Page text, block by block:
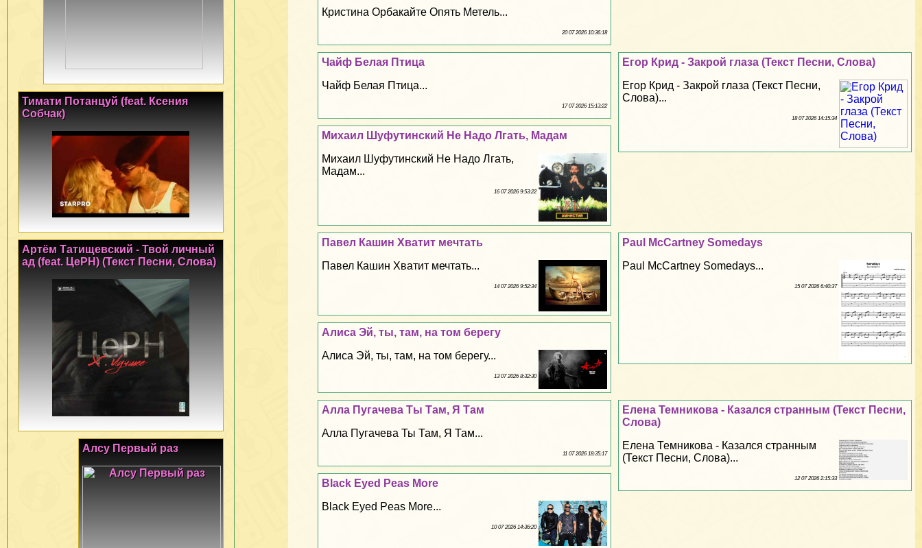
Кристина Орбакайте Опять Метель...
20 07 2026 10:36:18
Егор Крид - Закрой глаза (Текст Песни, Слова)
Егор Крид - Закрой глаза (Текст Песни,
Слова)...
18 07 2026 14:15:34
Чайф Белая Птица
Чайф Белая Птица...
17 07 2026 15:13:22
Михаил Шуфутинский Не Надо Лгать, Мадам
Михаил Шуфутинский Не Надо Лгать,
Мадам...
16 07 2026 9:53:22
Paul McCartney Somedays
Paul McCartney Somedays...
15 07 2026 6:40:37
Павел Кашин Хватит мечтать
Павел Кашин Хватит мечтать...
14 07 2026 9:52:34
Алиса Эй, ты, там, на том берегу
Алиса Эй, ты, там, на том берегу...
13 07 2026 8:32:30
Елена Темникова - Казался странным (Текст Песни,
Слова)
Елена Темникова - Казался странным
(Текст Песни, Слова)...
12 07 2026 2:15:33
Алла Пугачева Ты Там, Я Там
Алла Пугачева Ты Там, Я Там...
11 07 2026 18:35:17
Black Eyed Peas More
Black Eyed Peas More...
10 07 2026 14:36:20
Тимати Потанцуй (feat. Ксения
Собчак)
Артём Татищевский - Твой личный
ад (feat. ЦеРН) (Текст Песни, Слова)
Алсу Первый раз